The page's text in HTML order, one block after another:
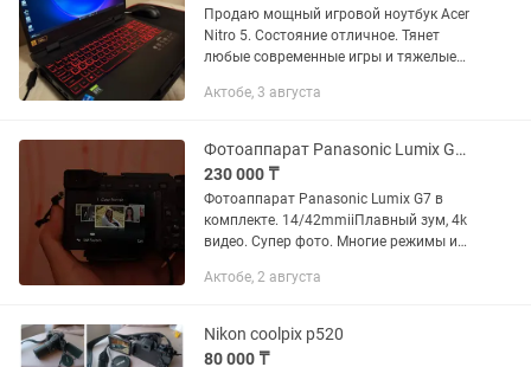
Продаю мощный игровой ноутбук Acer
Nitro 5. Состояние отличное. Тянет
любые современные игры и тяжелые
Стоит свежая Windows 11 Pro. Железо:
Актобе, 3 августа
Фотоаппарат Panasonic Lumix G7 в комплекте. 14/42mmiiПлавный зум, 4k видео.
230 000 ₸
Фотоаппарат Panasonic Lumix G7 в
комплекте. 14/42mmiiПлавный зум, 4k
видео. Супер фото. Многие режимы и
объектив, две оригинальные
Актобе, 2 августа
Nikon coolpix p520
80 000 ₸